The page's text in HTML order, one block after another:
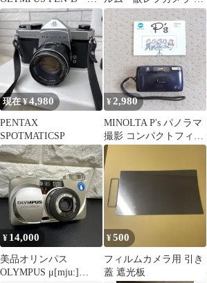
F1.9 32mm ハーフカメ
体
現在 ¥4,980
PENTAX
SPOTMATICSP
¥2,980
MINOLTA P's パノラマ
撮影 コンパクトフィル
ムカメラ ブラック
¥ 14,000
美品オリンパス
OLYMPUS μ[mju:]
¥500
フィルムカメラ用 引き
蓋 遮光板